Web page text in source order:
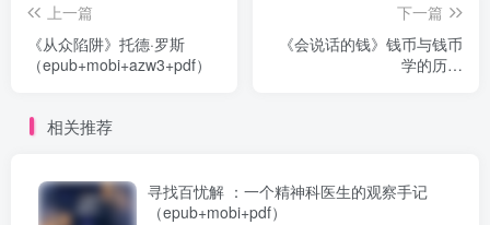
上一篇
《从众陷阱》托德·罗斯
（epub+mobi+azw3+pdf）
下一篇
《会说话的钱》钱币与钱币
学的历史
相关推荐
寻找百忧解 ：一个精神科医生的观察手记
（epub+mobi+pdf）